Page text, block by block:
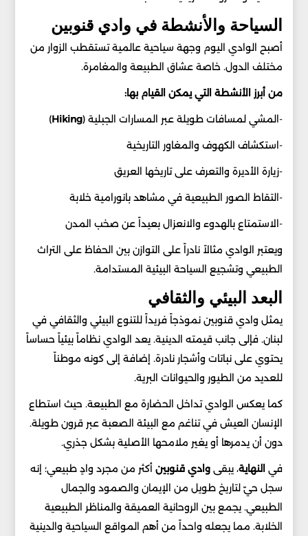
السياحة والأنشطة في وادي قنوبين
أصبح الوادي اليوم وجهة سياحية عالمية تستقطب الزوار من
مختلف الدول. خاصة عشاق الطبيعة والمغامرة.
من أبرز الأنشطة التي يمكن القيام بها:
-المشي لمسافات طويلة عبر المسارات الجبلية (Hiking
)
-استكشاف الكهوف والمغاور التاريخية
-زيارة الأديرة والتعرف على تاريخها العريق
-التقاط الصور الطبيعية في مشاهد بانورامية خلابة
-الاستمتاع بالهدوء والانعزال بعيداً عن صخب المدن
ويعتبر الوادي مثالاً نادراً على التوازن بين الحفاظ على التراث
الطبيعي وتشجيع السياحة البيئية المستدامة.
البعد البيئي والثقافي
يمثل وادي قنوبين نموذجاً فريداً للتنوع البيئي والثقافي في
لبنان. فإلى جانب قيمته الدينية. يعد الوادي نظاماً بيئياً حساساً
يحتوي على نباتات وأشجار نادرة. إضافة إلى كونه موطناً
للعديد من الطيور والحيوانات البرية.
كما يعكس الوادي تداخل الحضارة مع الطبيعة. حيث استطاع
الإنسان العيش في تناغم مع البيئة الصعبة عبر قرون طويلة.
دون أن يدمرها أو يغير ملامحها الأصلية بشكل جذري.
في النهاية، يبقىوادي قنوبين أكثر من مجرد وادٍ طبيعي؛ إنه
سجل حيّ لتاريخ طويل من الإيمان والصمود والجمال
الطبيعي. يجمع بين الروحانية العميقة والمناظر الطبيعية
الخلابة. مما يجعله واحداً من أهم المواقع السياحية والدينية